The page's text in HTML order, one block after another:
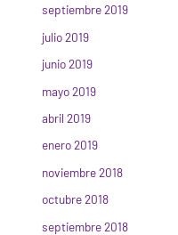
septiembre 2019
julio 2019
junio 2019
mayo 2019
abril 2019
enero 2019
noviembre 2018
octubre 2018
septiembre 2018